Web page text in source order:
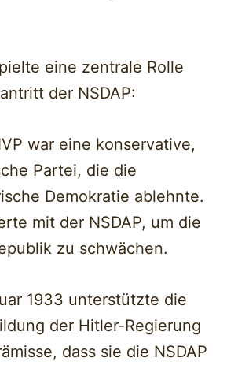
eine zentrale Rolle
der NSDAP:
war eine konservative,
Partei, die die
Demokratie ablehnte.
mit der NSDAP, um die
zu schwächen.
1933 unterstützte die
der Hitler-Regierung
dass sie die NSDAP